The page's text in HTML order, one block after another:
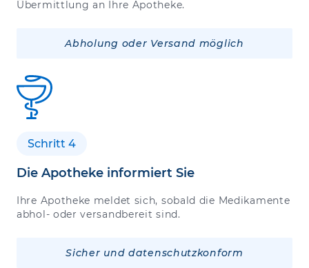
Übermittlung an Ihre Apotheke.
Abholung oder Versand möglich
Schritt 4
Die Apotheke informiert Sie
Ihre Apotheke meldet sich, sobald die Medikamente
abhol- oder versandbereit sind.
Sicher und datenschutzkonform